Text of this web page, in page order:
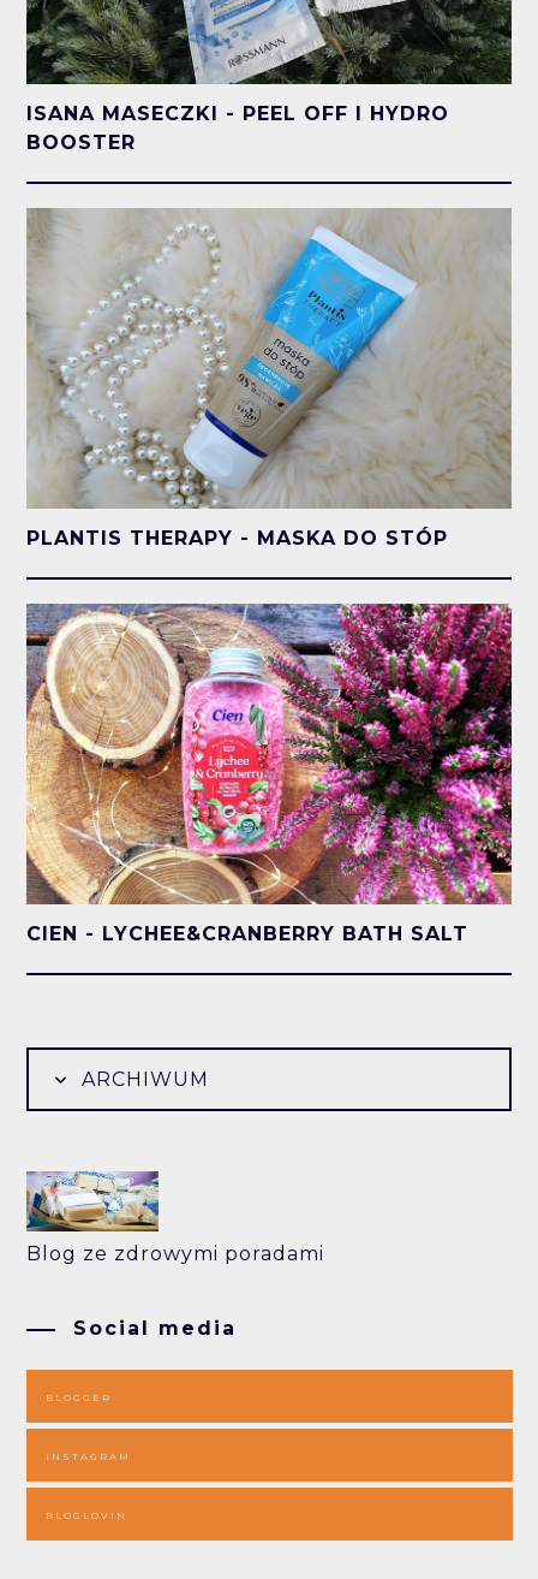
ISANA MASECZKI - PEEL OFF I HYDRO
BOOSTER
PLANTIS THERAPY - MASKA DO STÓP
CIEN - LYCHEE&CRANBERRY BATH SALT
ARCHIWUM
Blog ze zdrowymi poradami
Social media
BLOGGER
INSTAGRAM
BLOGLOVIN